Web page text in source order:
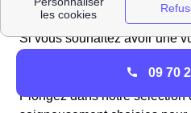
Verneuil-Sur-Avre
Si vous souhaitez avoir une
indispensable de les
Plongez dans notre sélection
09 70